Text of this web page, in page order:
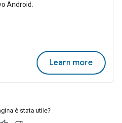
Android.
Learn more
è stata utile?